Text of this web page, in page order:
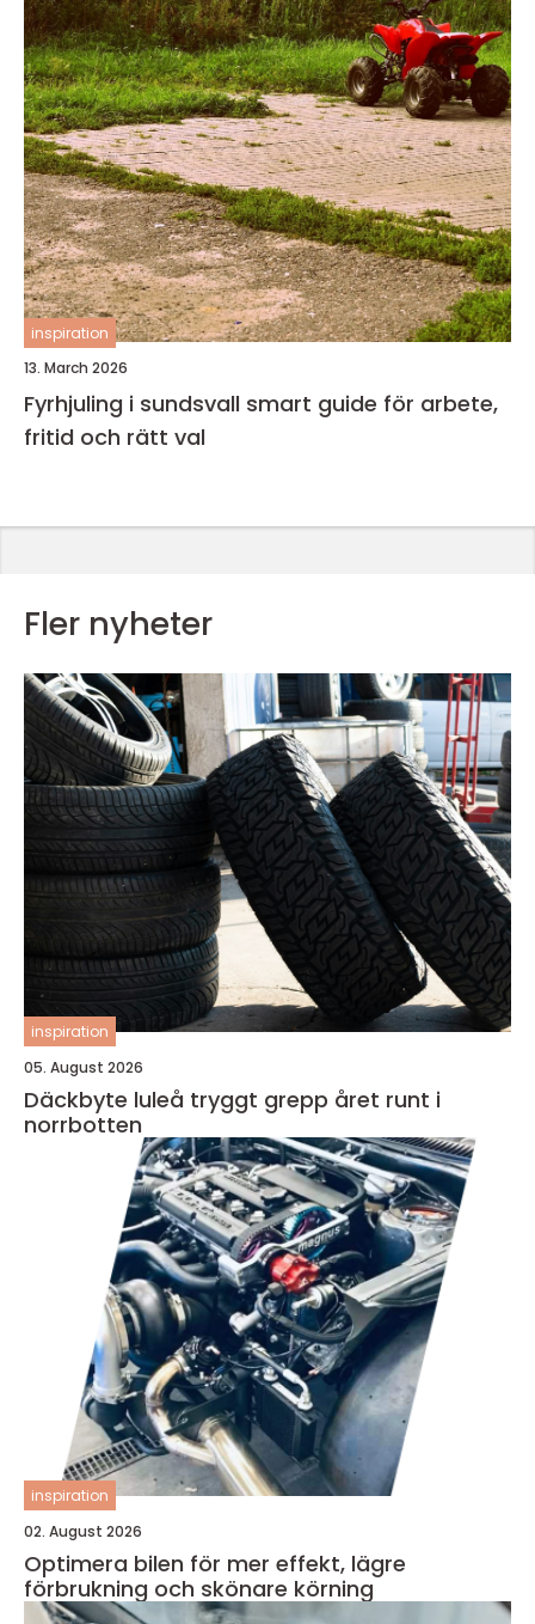
inspiration
13. March 2026
Fyrhjuling i sundsvall smart guide för arbete,
fritid och rätt val
Fler nyheter
inspiration
05. August 2026
Däckbyte luleå tryggt grepp året runt i
norrbotten
inspiration
02. August 2026
Optimera bilen för mer effekt, lägre
förbrukning och skönare körning